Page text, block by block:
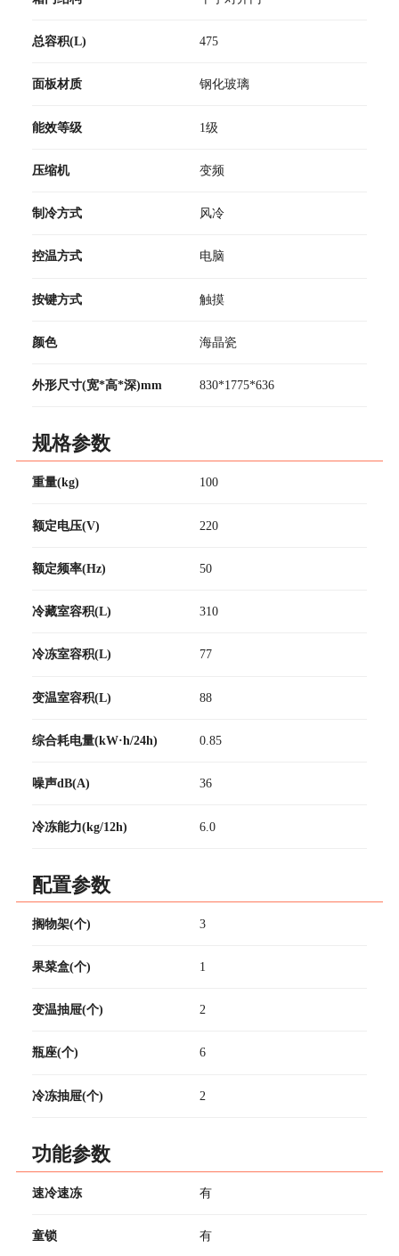
总容积(L) 475
面板材质 钢化玻璃
能效等级 1级
压缩机 变频
制冷方式 风冷
控温方式 电脑
按键方式 触摸
颜色 海晶瓷
外形尺寸(宽*高*深)mm 830*1775*636
规格参数
重量(kg) 100
额定电压(V) 220
额定频率(Hz) 50
冷藏室容积(L) 310
冷冻室容积(L) 77
变温室容积(L) 88
综合耗电量(kW·h/24h) 0.85
噪声dB(A) 36
冷冻能力(kg/12h) 6.0
配置参数
搁物架(个) 3
果菜盒(个) 1
变温抽屉(个) 2
瓶座(个) 6
冷冻抽屉(个) 2
功能参数
速冷速冻 有
童锁 有